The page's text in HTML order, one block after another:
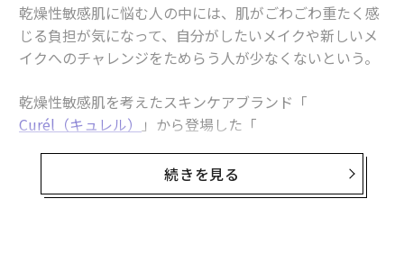
乾燥性敏感肌に悩む人の中には、肌がごわごわ重たく感
じる負担が気になって、自分がしたいメイクや新しいメ
イクへのチャレンジをためらう人が少なくないという。
乾燥性敏感肌を考えたスキンケアブランド「
Curél（キュレル）
」から登場した「
名の通り、ファンデーションの負担から肌を守りながら
美肌に仕上がる化粧下地UVだ。
続きを見る